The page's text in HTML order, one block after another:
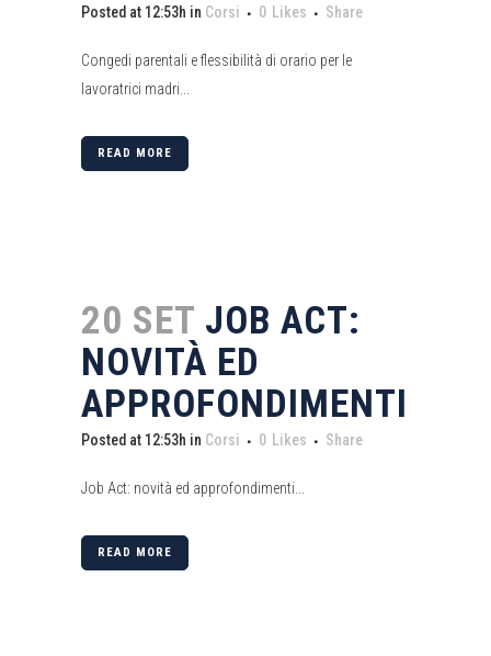
Posted at 12:53h in Corsi 0 Likes Share
Congedi parentali e flessibilità di orario per le
lavoratrici madri...
READ MORE
20 SET JOB ACT:
NOVITÀ ED
APPROFONDIMENTI
Posted at 12:53h in Corsi 0 Likes Share
Job Act: novità ed approfondimenti...
READ MORE